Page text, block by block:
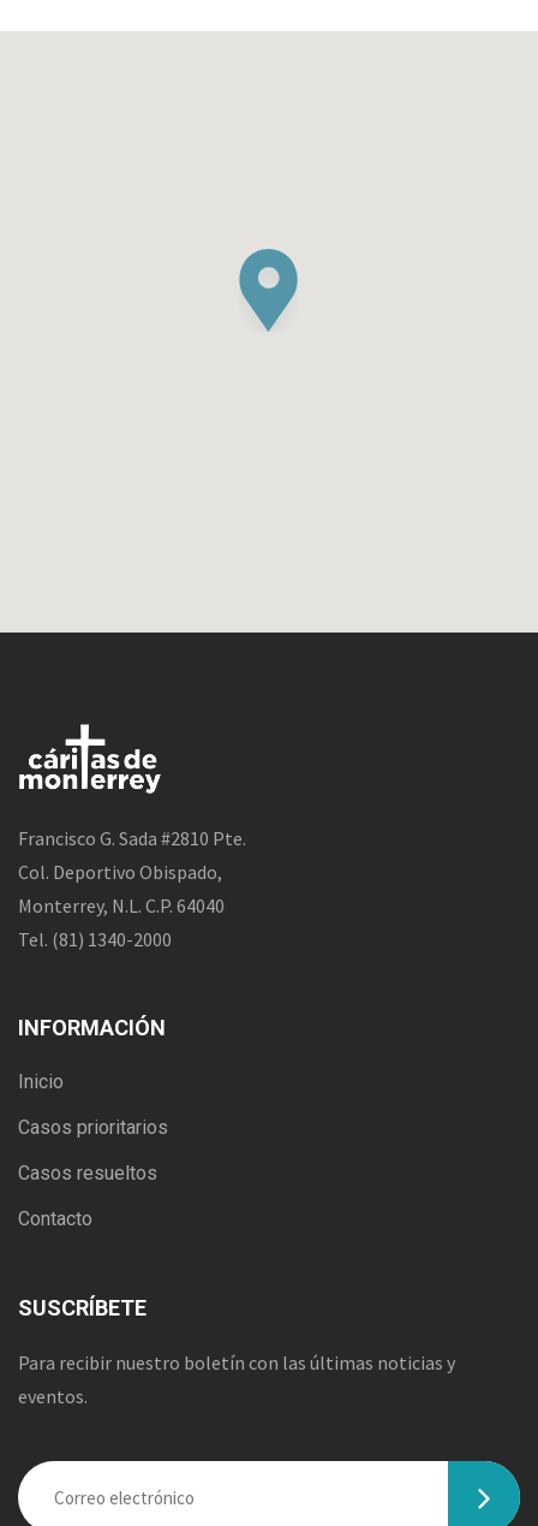
Francisco G. Sada #2810 Pte.
Col. Deportivo Obispado,
Monterrey, N.L. C.P. 64040
Tel. (81) 1340-2000
INFORMACIÓN
Inicio
Casos prioritarios
Casos resueltos
Contacto
SUSCRÍBETE
Para recibir nuestro boletín con las últimas noticias y
eventos.